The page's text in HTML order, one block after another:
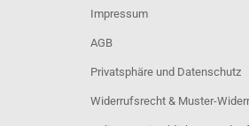
Impressum
AGB
Privatsphäre und Datenschutz
Widerrufsrecht & Muster-